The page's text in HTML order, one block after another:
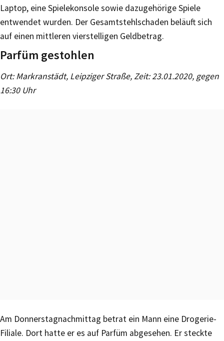
Laptop, eine Spielekonsole sowie dazugehörige Spiele
entwendet wurden. Der Gesamtstehlschaden beläuft sich
auf einen mittleren vierstelligen Geldbetrag.
Parfüm gestohlen
Ort: Markranstädt, Leipziger Straße, Zeit: 23.01.2020, gegen
16:30 Uhr
Am Donnerstagnachmittag betrat ein Mann eine Drogerie-
Filiale. Dort hatte er es auf Parfüm abgesehen. Er steckte